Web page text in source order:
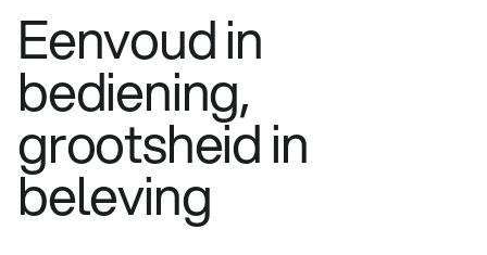
Eenvoud in
bediening,
grootsheid in
beleving